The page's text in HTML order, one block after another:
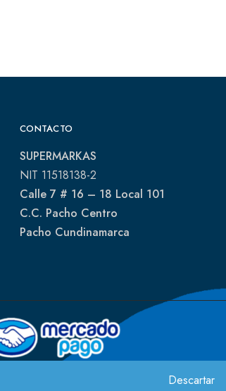
Descartar
CONTACTO
SUPERMARKAS
NIT 11518138-2
Calle 7 # 16 – 18 Local 101
C.C. Pacho Centro
Pacho Cundinamarca